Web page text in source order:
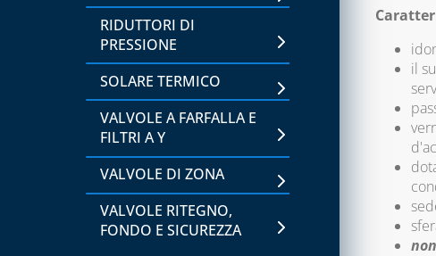
CAPITOLO 14
BARRIERE D'ARIA,
RICAMBI E ACCESSORI
SISTEMA VMC, ASSOLO E
ACCESSORI
SISTEMI DI
VENTILAZIONE E
TRATTAMENTO
DELL'ARIA
RIDUTTORI DI
PRESSIONE
SOLARE TERMICO
VALVOLE A FARFALLA E
FILTRI A Y
VALVOLE DI ZONA
VALVOLE RITEGNO,
FONDO E SICUREZZA
il